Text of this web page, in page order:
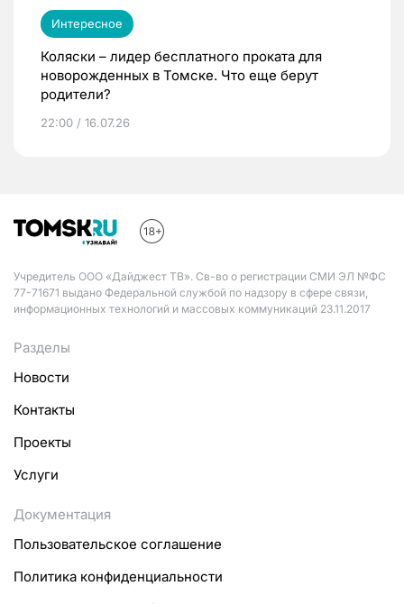
Интересное
Коляски – лидер бесплатного проката для
новорожденных в Томске. Что еще берут
родители?
22:00 / 16.07.26
Учредитель ООО «Дайджест ТВ». Св-во о регистрации СМИ ЭЛ №ФС
77-71671 выдано Федеральной службой по надзору в сфере связи,
информационных технологий и массовых коммуникаций 23.11.2017
Разделы
Новости
Контакты
Проекты
Услуги
Документация
Пользовательское соглашение
Политика конфиденциальности